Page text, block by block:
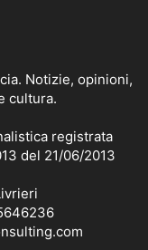
Notizie, opinioni,
cultura.
registrata
del 21/06/2013